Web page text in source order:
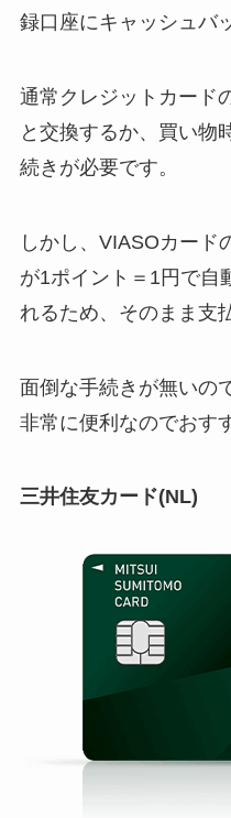
録口座にキャッシュバ
通常クレジットカード
と交換するか、買い物
続きが必要です。
しかし、VIASOカード
が1ポイント＝1円で自
れるため、そのまま支
面倒な手続きが無いの
非常に便利なのでおす
三井住友カード(NL)